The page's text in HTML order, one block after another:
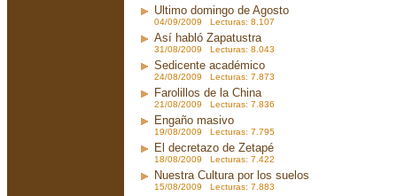
Ultimo domingo de Agosto
04/09/2009 Lecturas: 8.107
Así habló Zapatustra
31/08/2009 Lecturas: 8.043
Sedicente académico
24/08/2009 Lecturas: 7.873
Farolillos de la China
21/08/2009 Lecturas: 7.836
Engaño masivo
19/08/2009 Lecturas: 7.795
El decretazo de Zetapé
18/08/2009 Lecturas: 7.422
Nuestra Cultura por los suelos
15/08/2009 Lecturas: 7.883